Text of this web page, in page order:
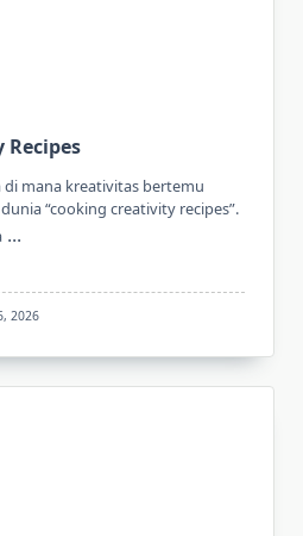
mana kreativitas bertemu
“cooking creativity recipes”.
...
2026